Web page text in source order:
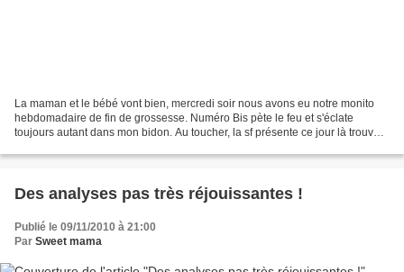
La maman et le bébé vont bien, mercredi soir nous avons eu notre monito
hebdomadaire de fin de grossesse. Numéro Bis pète le feu et s'éclate
toujours autant dans mon bidon. Au toucher, la sf présente ce jour là trouvait
Des analyses pas très réjouissantes !
Publié le 09/11/2010 à 21:00
Par Sweet mama